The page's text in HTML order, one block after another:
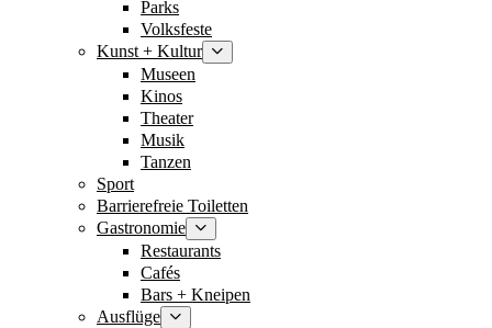
Parks
Volksfeste
Kunst + Kultur
Museen
Kinos
Theater
Musik
Tanzen
Sport
Barrierefreie Toiletten
Gastronomie
Restaurants
Cafés
Bars + Kneipen
Ausflüge